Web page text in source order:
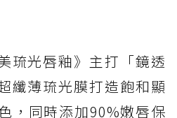
琉光唇釉》主打「鏡透
纖薄琉光膜打造飽和顯
，同時添加90%嫩唇保